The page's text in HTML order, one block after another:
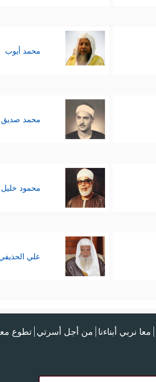
محمد أيوب
محمد صديق
محمود
علي
معا نربي أبناءنا من أجل أسرتي تطوع